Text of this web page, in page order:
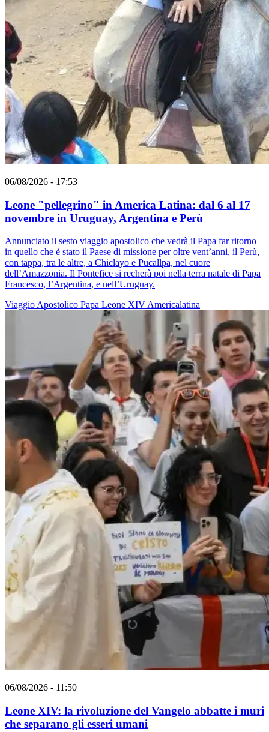
06/08/2026 - 17:53
Leone "pellegrino" in America Latina: dal 6 al 17
novembre in Uruguay, Argentina e Perù
Annunciato il sesto viaggio apostolico che vedrà il Papa far ritorno
in quello che è stato il Paese di missione per oltre vent’anni, il Perù,
con tappa, tra le altre, a Chiclayo e Pucallpa, nel cuore
dell’Amazzonia. Il Pontefice si recherà poi nella terra natale di Papa
Francesco, l’Argentina, e nell’Uruguay.
Viaggio Apostolico Papa Leone XIVAmericalatina
06/08/2026 - 11:50
Leone XIV: la rivoluzione del Vangelo abbatte i muri
che separano gli esseri umani